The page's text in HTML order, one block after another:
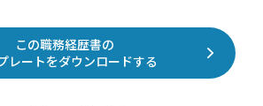
この職務経歴書の
レートをダウンロードする